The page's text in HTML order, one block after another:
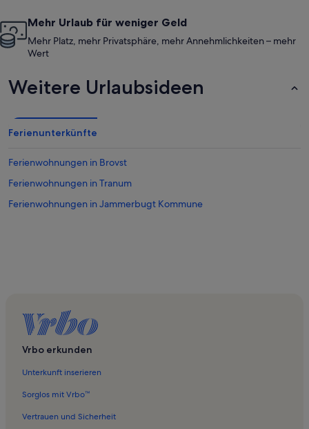
Mehr Urlaub für weniger Geld
Mehr Platz, mehr Privatsphäre, mehr Annehmlichkeiten – mehr
Wert
Weitere Urlaubsideen
Ferienunterkünfte
Ferienwohnungen in Brovst
Ferienwohnungen in Tranum
Ferienwohnungen in Jammerbugt Kommune
Vrbo erkunden
Unterkunft inserieren
Sorglos mit Vrbo™
Vertrauen und Sicherheit